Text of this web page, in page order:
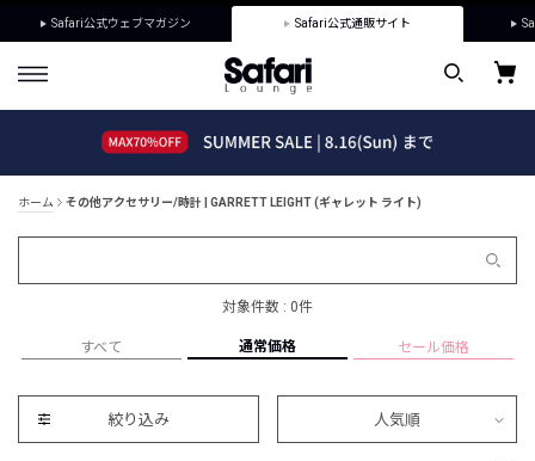
Safari公式ウェブマガジン Safari公式通販サイト
ホーム その他アクセサリー/時計 | GARRETT LEIGHT (ギャレット ライト)
対象件数 : 0件
すべて 通常価格 セール価格
絞り込み 人気順